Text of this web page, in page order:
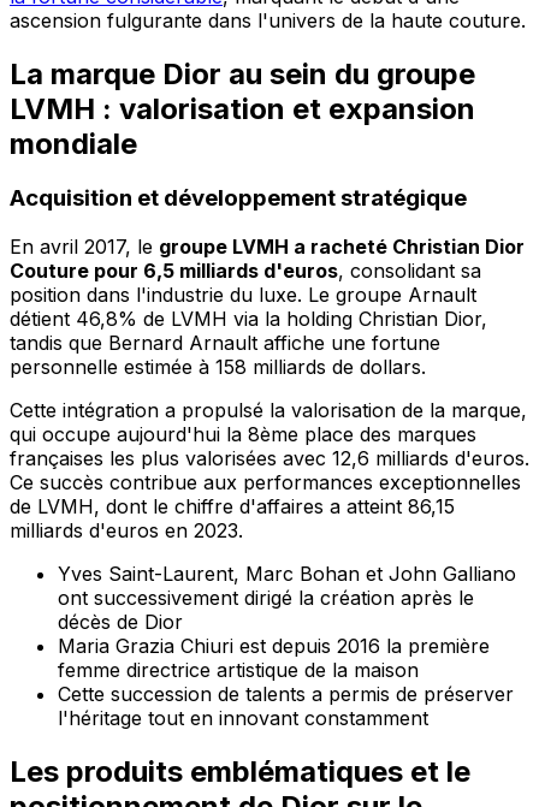
ascension fulgurante dans l'univers de la haute couture.
La marque Dior au sein du groupe
LVMH : valorisation et expansion
mondiale
Acquisition et développement stratégique
En avril 2017, le groupe LVMH a racheté Christian Dior
Couture pour 6,5 milliards d'euros, consolidant sa
position dans l'industrie du luxe. Le groupe Arnault
détient 46,8% de LVMH via la holding Christian Dior,
tandis que Bernard Arnault affiche une fortune
personnelle estimée à 158 milliards de dollars.
Cette intégration a propulsé la valorisation de la marque,
qui occupe aujourd'hui la 8ème place des marques
françaises les plus valorisées avec 12,6 milliards d'euros.
Ce succès contribue aux performances exceptionnelles
de LVMH, dont le chiffre d'affaires a atteint 86,15
milliards d'euros en 2023.
Yves Saint-Laurent, Marc Bohan et John Galliano
ont successivement dirigé la création après le
décès de Dior
Maria Grazia Chiuri est depuis 2016 la première
femme directrice artistique de la maison
Cette succession de talents a permis de préserver
l'héritage tout en innovant constamment
Les produits emblématiques et le